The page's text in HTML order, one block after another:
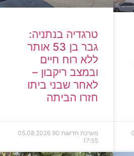
טרגדיה בנתניה:
גבר בן 53 אותר
ללא רוח חיים
ובמצב ריקבון –
לאחר שבני ביתו
חזרו הביתה
מערכת חדשות 90
05.08.2026
17:55